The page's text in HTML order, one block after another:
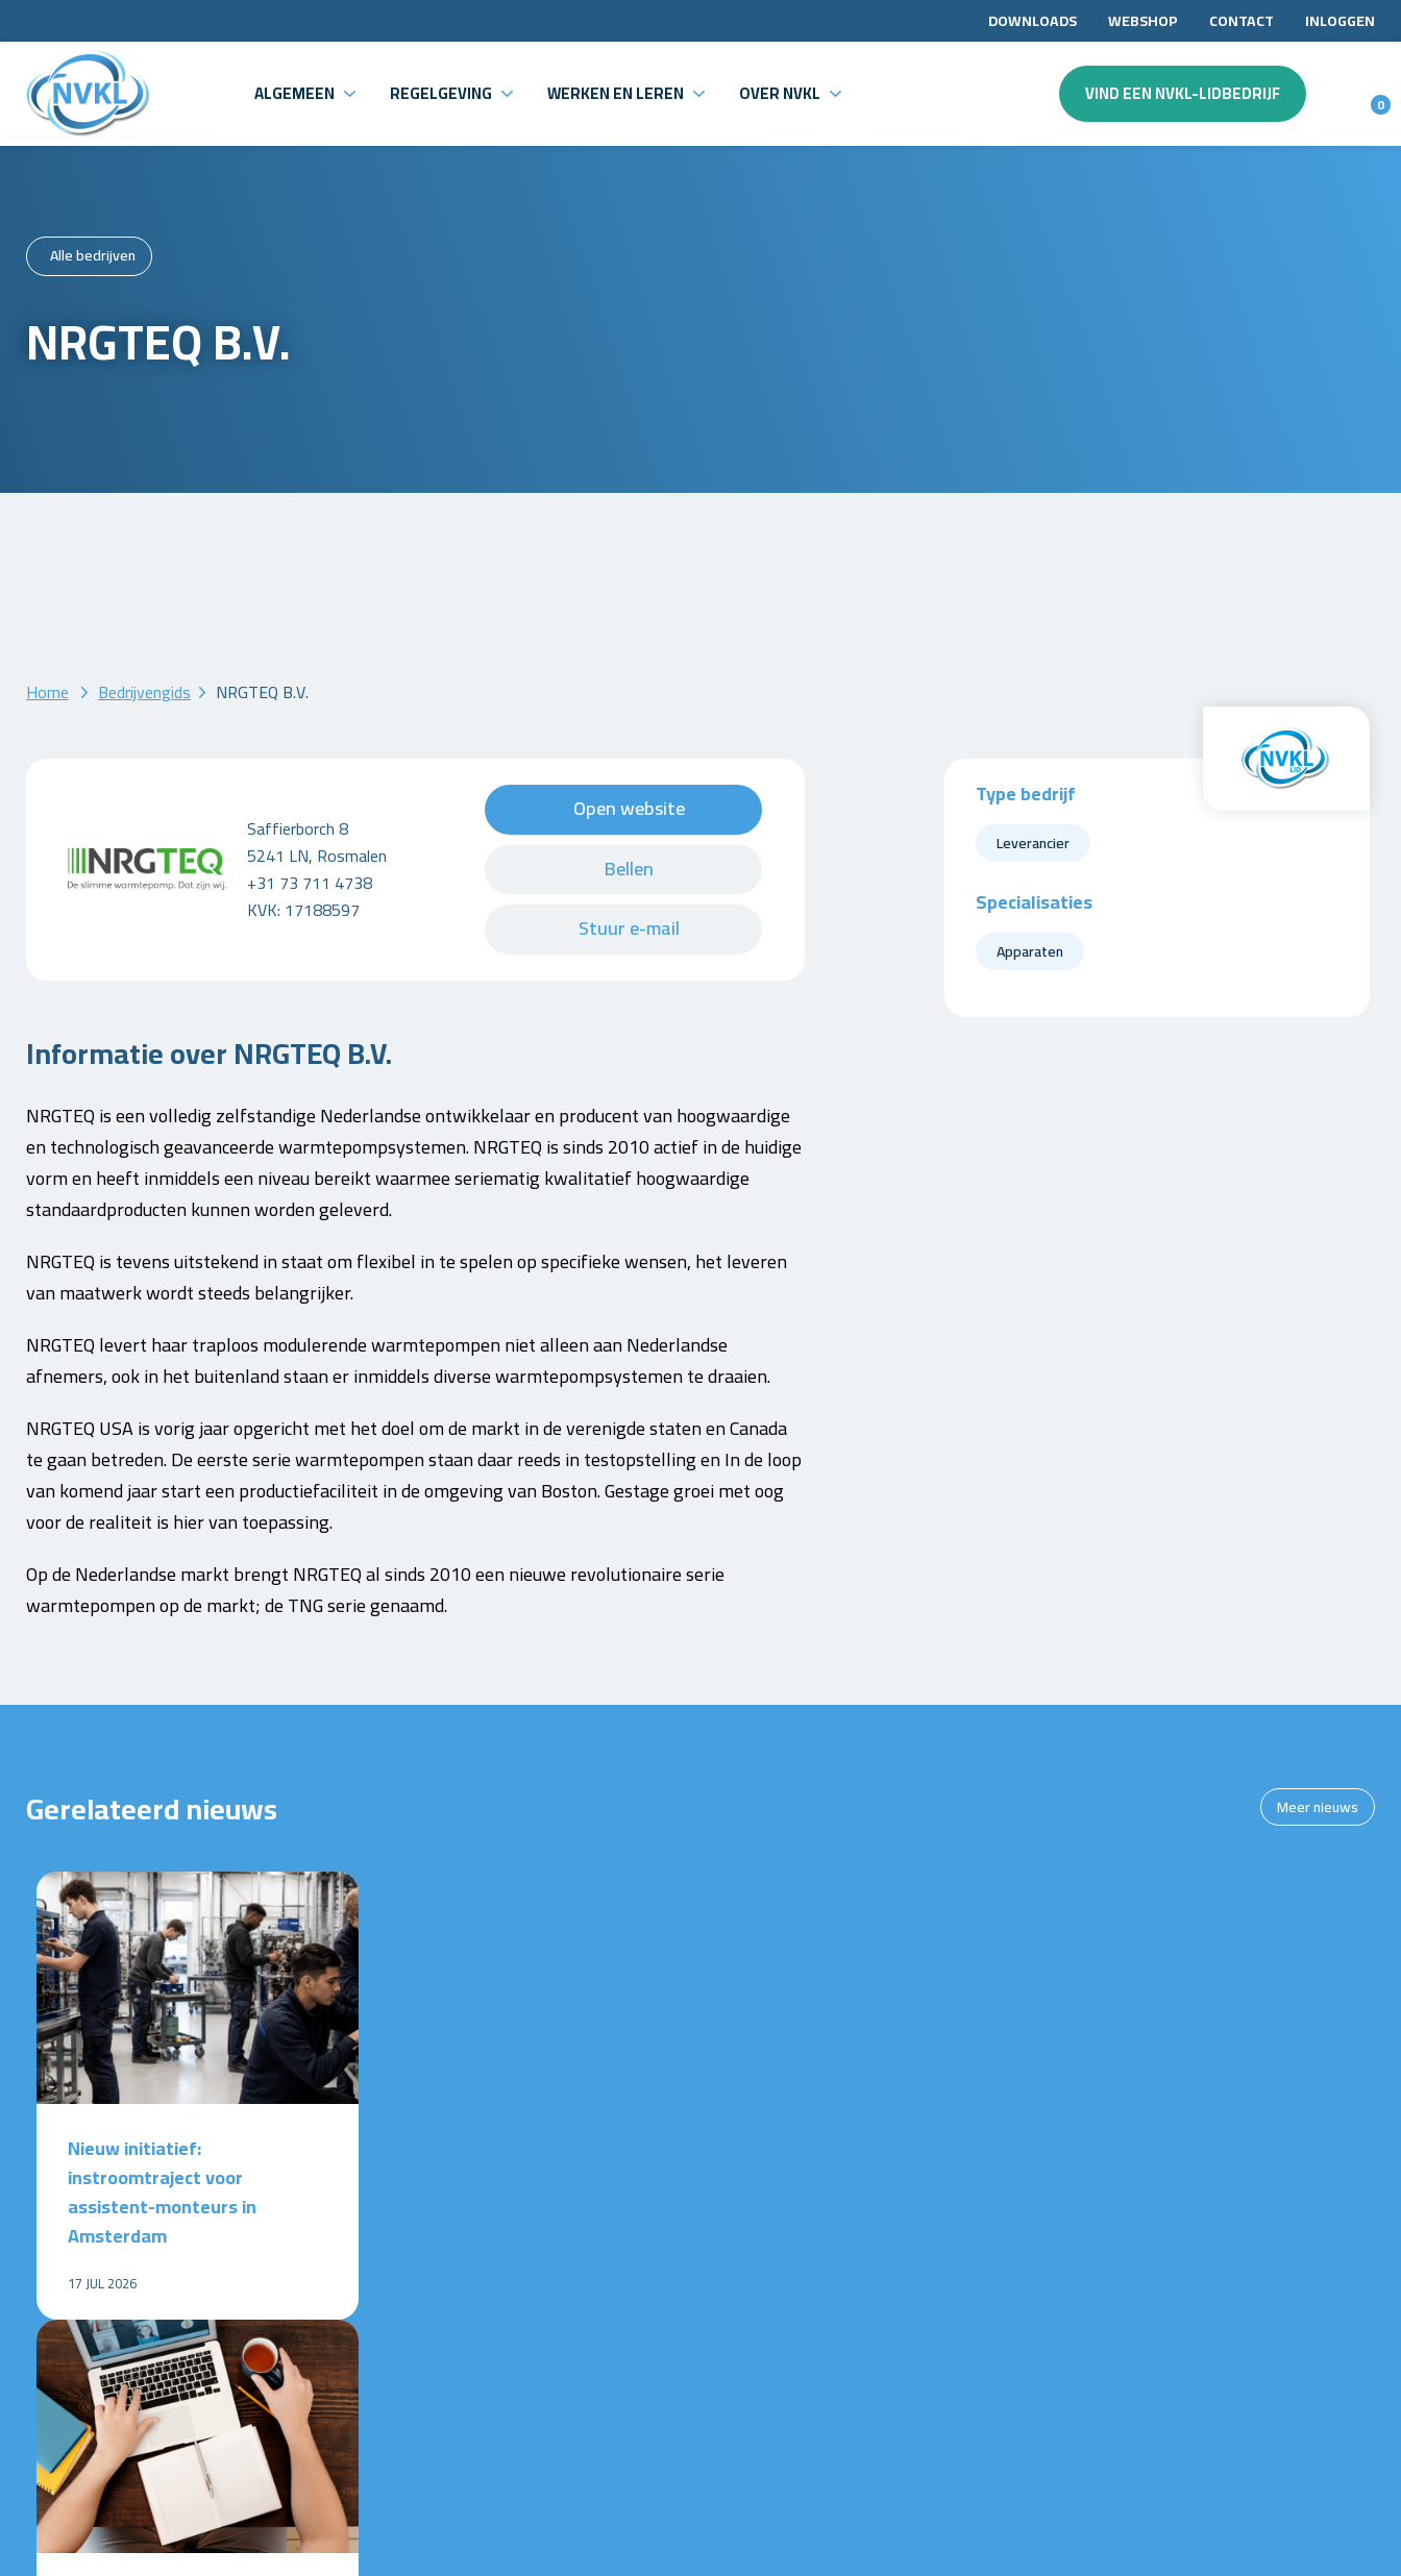
DOWNLOADS WEBSHOP CONTACT INLOGGEN
ALGEMEEN REGELGEVING WERKEN EN LEREN OVER NVKL VIND EEN NVKL-LIDBEDRIJF 0
Alle bedrijven
NRGTEQ B.V.
Home Bedrijvengids NRGTEQ B.V.
Saffierborch 8
5241 LN, Rosmalen
+31 73 711 4738
KVK: 17188597
Open website
Bellen
Stuur e-mail
Informatie over NRGTEQ B.V.
NRGTEQis een volledig zelfstandige Nederlandse ontwikkelaar en producent van hoogwaardige
en technologisch geavanceerde warmtepompsystemen. NRGTEQ is sinds 2010 actief in de huidige
vorm en heeft inmiddels een niveau bereikt waarmee seriematig kwalitatief hoogwaardige
standaardproducten kunnen worden geleverd.
NRGTEQis tevens uitstekend in staat om flexibel in te spelen op specifieke wensen, het leveren
van maatwerk wordt steeds belangrijker.
NRGTEQlevert haar traploos modulerende warmtepompen niet alleen aan Nederlandse
afnemers, ook in het buitenland staan er inmiddels diverse warmtepompsystemen te draaien.
NRGTEQ USAis vorig jaar opgericht met het doel om de markt in de verenigde staten en Canada
te gaan betreden. De eerste serie warmtepompen staan daar reeds in testopstelling en In de loop
van komend jaar start een productiefaciliteit in de omgeving van Boston. Gestage groei met oog
voor de realiteit is hier van toepassing.
Op de Nederlandse markt brengt NRGTEQ al sinds 2010 een nieuwe revolutionaire serie
warmtepompen op de markt; de TNG serie genaamd.
Type bedrijf
Leverancier
Specialisaties
Apparaten
Gerelateerd nieuws Meer nieuws
Nieuw initiatief:
instroomtraject voor
assistent-monteurs in
Amsterdam
17 JUL 2026